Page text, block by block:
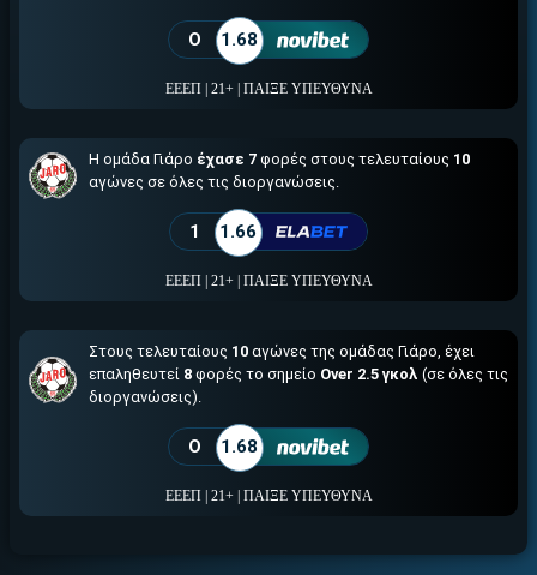
O 1.68
ΕΕΕΠ | 21+ | ΠΑΙΞΕ ΥΠΕΥΘΥΝΑ
Η ομάδα Γιάρο έχασε 7 φορές στους τελευταίους 10
αγώνες σε όλες τις διοργανώσεις.
1 1.66
ΕΕΕΠ | 21+ | ΠΑΙΞΕ ΥΠΕΥΘΥΝΑ
Στους τελευταίους 10 αγώνες της ομάδας Γιάρο, έχει
επαληθευτεί 8 φορές το σημείο Over 2.5 γκολ (σε όλες τις
διοργανώσεις).
O 1.68
ΕΕΕΠ | 21+ | ΠΑΙΞΕ ΥΠΕΥΘΥΝΑ